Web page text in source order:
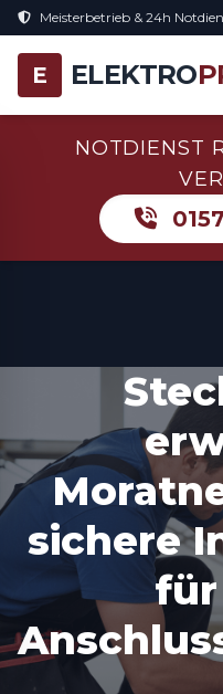
Meisterbetrieb & 24h
E ELEKTRO
NOTDIENST
sichere
für